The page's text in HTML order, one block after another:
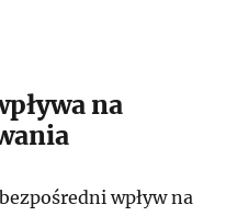
na
wpływ na